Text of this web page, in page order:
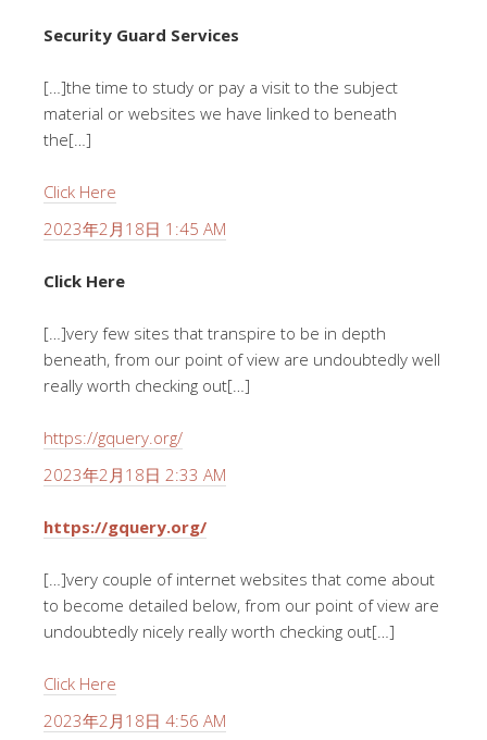
Security Guard Services
[…]the time to study or pay a visit to the subject
material or websites we have linked to beneath
the[…]
Click Here
2023年2月18日 1:45 AM
Click Here
[…]very few sites that transpire to be in depth
beneath, from our point of view are undoubtedly well
really worth checking out[…]
https://gquery.org/
2023年2月18日 2:33 AM
https://gquery.org/
[…]very couple of internet websites that come about
to become detailed below, from our point of view are
undoubtedly nicely really worth checking out[…]
Click Here
2023年2月18日 4:56 AM